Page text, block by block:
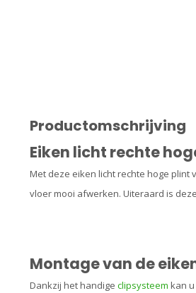
Productomschrijving
Eiken licht rechte
Met deze eiken licht rechte hoge plint
vloer mooi afwerken. Uiteraard is
Montage van de
Dankzij het handige clipsysteem kan